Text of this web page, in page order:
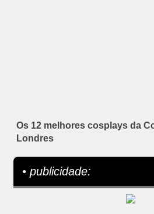
Os 12 melhores cosplays da
Londres
• publicidade: